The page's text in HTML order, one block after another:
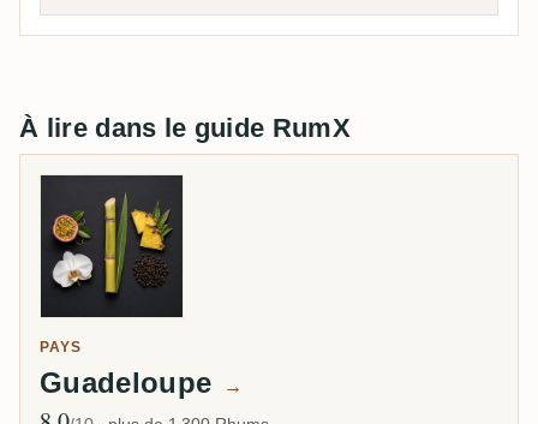
À lire dans le guide RumX
PAYS
Guadeloupe →